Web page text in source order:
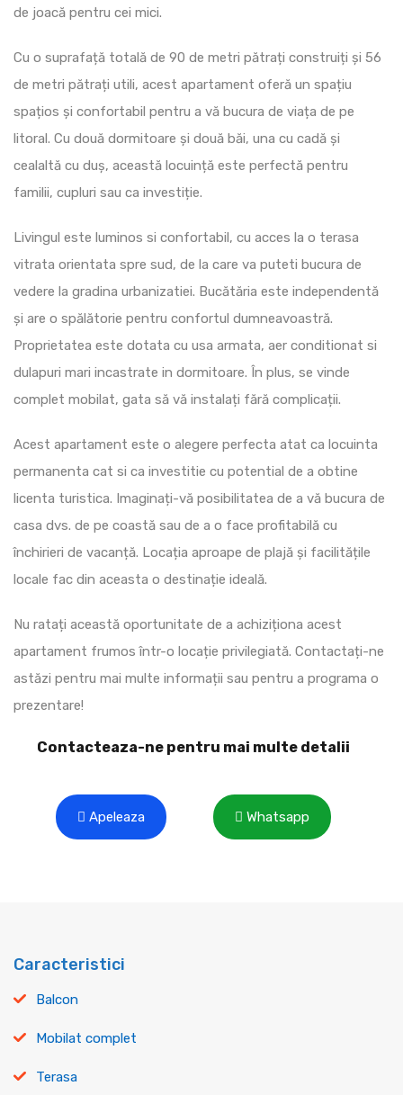
de joacă pentru cei mici.
Cu o suprafață totală de 90 de metri pătrați construiți și 56
de metri pătrați utili, acest apartament oferă un spațiu
spațios și confortabil pentru a vă bucura de viața de pe
litoral. Cu două dormitoare și două băi, una cu cadă și
cealaltă cu duș, această locuință este perfectă pentru
familii, cupluri sau ca investiție.
Livingul este luminos si confortabil, cu acces la o terasa
vitrata orientata spre sud, de la care va puteti bucura de
vedere la gradina urbanizatiei. Bucătăria este independentă
și are o spălătorie pentru confortul dumneavoastră.
Proprietatea este dotata cu usa armata, aer conditionat si
dulapuri mari incastrate in dormitoare. În plus, se vinde
complet mobilat, gata să vă instalați fără complicații.
Acest apartament este o alegere perfecta atat ca locuinta
permanenta cat si ca investitie cu potential de a obtine
licenta turistica. Imaginați-vă posibilitatea de a vă bucura de
casa dvs. de pe coastă sau de a o face profitabilă cu
închirieri de vacanță. Locația aproape de plajă și facilitățile
locale fac din aceasta o destinație ideală.
Nu ratați această oportunitate de a achiziționa acest
apartament frumos într-o locație privilegiată. Contactați-ne
astăzi pentru mai multe informații sau pentru a programa o
prezentare!
Contacteaza-ne pentru mai multe detalii
Apeleaza Whatsapp
Caracteristici
Balcon
Mobilat complet
Terasa